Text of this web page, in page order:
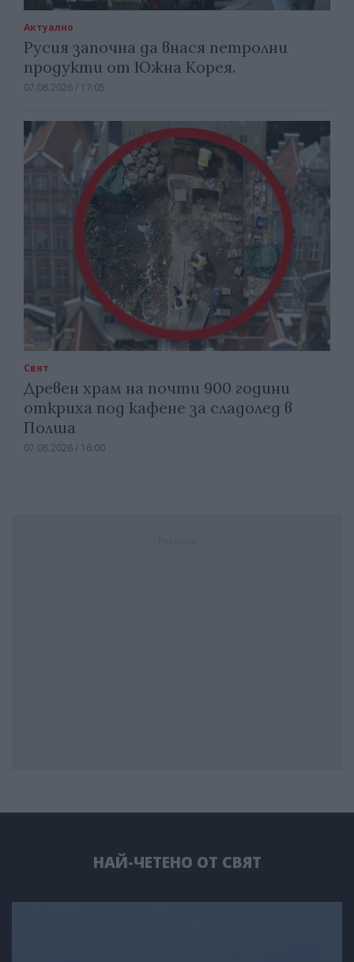
Актуално
Русия започна да внася петролни
продукти от Южна Корея.
07.08.2026 / 17:05
Свят
Древен храм на почти 900 години
откриха под кафене за сладолед в
Полша
07.08.2026 / 16:00
НАЙ-ЧЕТЕНО ОТ СВЯТ